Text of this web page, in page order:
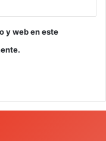
y web en este